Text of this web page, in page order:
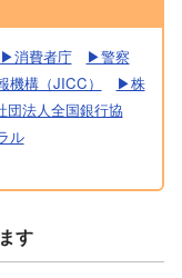
▶︎消費者庁
▶︎警察
構（JICC）
▶︎株
団法人全国銀行協
ル
す